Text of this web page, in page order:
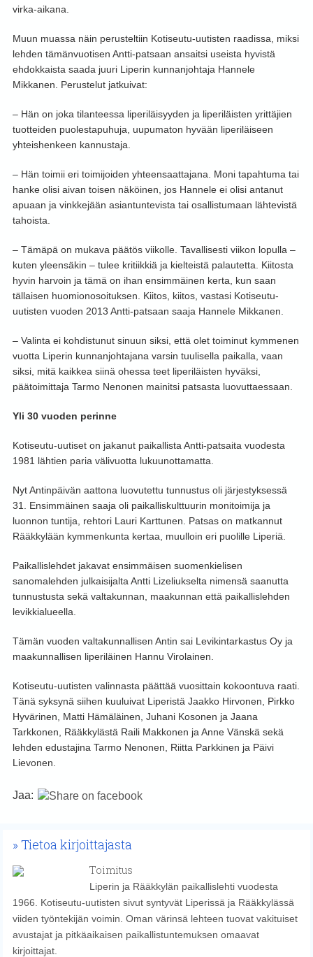
virka-aikana.
Muun muassa näin perusteltiin Kotiseutu-uutisten raadissa, miksi
lehden tämänvuotisen Antti-patsaan ansaitsi useista hyvistä
ehdokkaista saada juuri Liperin kunnanjohtaja Hannele
Mikkanen. Perustelut jatkuivat:
– Hän on joka tilanteessa liperiläisyyden ja liperiläisten yrittäjien
tuotteiden puolestapuhuja, uupumaton hyvään liperiläiseen
yhteishenkeen kannustaja.
– Hän toimii eri toimijoiden yhteensaattajana. Moni tapahtuma tai
hanke olisi aivan toisen näköinen, jos Hannele ei olisi antanut
apuaan ja vinkkejään asiantuntevista tai osallistumaan lähtevistä
tahoista.
– Tämäpä on mukava päätös viikolle. Tavallisesti viikon lopulla –
kuten yleensäkin – tulee kritiikkiä ja kielteistä palautetta. Kiitosta
hyvin harvoin ja tämä on ihan ensimmäinen kerta, kun saan
tällaisen huomionosoituksen. Kiitos, kiitos, vastasi Kotiseutu-
uutisten vuoden 2013 Antti-patsaan saaja Hannele Mikkanen.
– Valinta ei kohdistunut sinuun siksi, että olet toiminut kymmenen
vuotta Liperin kunnanjohtajana varsin tuulisella paikalla, vaan
siksi, mitä kaikkea siinä ohessa teet liperiläisten hyväksi,
päätoimittaja Tarmo Nenonen mainitsi patsasta luovuttaessaan.
Yli 30 vuoden perinne
Kotiseutu-uutiset on jakanut paikallista Antti-patsaita vuodesta
1981 lähtien paria välivuotta lukuunottamatta.
Nyt Antinpäivän aattona luovutettu tunnustus oli järjestyksessä
31. Ensimmäinen saaja oli paikalliskulttuurin monitoimija ja
luonnon tuntija, rehtori Lauri Karttunen. Patsas on matkannut
Rääkkylään kymmenkunta kertaa, muulloin eri puolille Liperiä.
Paikallislehdet jakavat ensimmäisen suomenkielisen
sanomalehden julkaisijalta Antti Lizeliukselta nimensä saanutta
tunnustusta sekä valtakunnan, maakunnan että paikallislehden
levikkialueella.
Tämän vuoden valtakunnallisen Antin sai Levikintarkastus Oy ja
maakunnallisen liperiläinen Hannu Virolainen.
Kotiseutu-uutisten valinnasta päättää vuosittain kokoontuva raati.
Tänä syksynä siihen kuuluivat Liperistä Jaakko Hirvonen, Pirkko
Hyvärinen, Matti Hämäläinen, Juhani Kosonen ja Jaana
Tarkkonen, Rääkkylästä Raili Makkonen ja Anne Vänskä sekä
lehden edustajina Tarmo Nenonen, Riitta Parkkinen ja Päivi
Lievonen.
Jaa:
Tietoa kirjoittajasta
Toimitus
Liperin ja Rääkkylän paikallislehti vuodesta
1966. Kotiseutu-uutisten sivut syntyvät Liperissä ja Rääkkylässä
viiden työntekijän voimin. Oman värinsä lehteen tuovat vakituiset
avustajat ja pitkäaikaisen paikallistuntemuksen omaavat
kirjoittajat.